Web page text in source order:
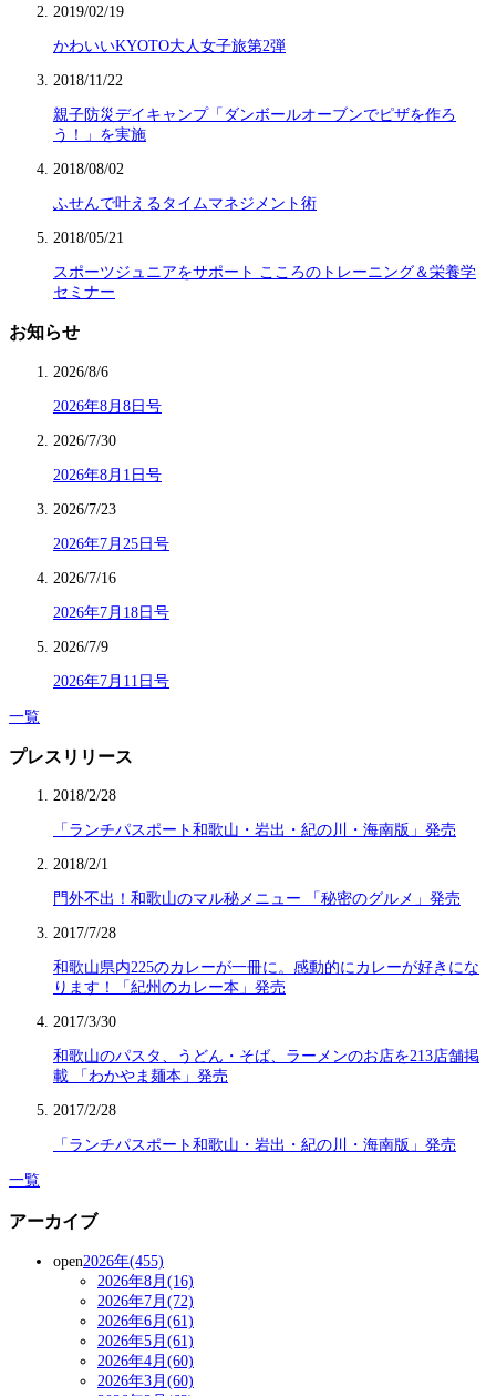
2019/02/19
かわいいKYOTO大人女子旅第2弾
2018/11/22
親子防災デイキャンプ「ダンボールオーブンでピザを作ろ
う！」を実施
2018/08/02
ふせんで叶えるタイムマネジメント術
2018/05/21
スポーツジュニアをサポート こころのトレーニング＆栄養学
セミナー
お知らせ
2026/8/6
2026年8月8日号
2026/7/30
2026年8月1日号
2026/7/23
2026年7月25日号
2026/7/16
2026年7月18日号
2026/7/9
2026年7月11日号
一覧
プレスリリース
2018/2/28
「ランチパスポート和歌山・岩出・紀の川・海南版」発売
2018/2/1
門外不出！和歌山のマル秘メニュー 「秘密のグルメ」発売
2017/7/28
和歌山県内225のカレーが一冊に。感動的にカレーが好きにな
ります！「紀州のカレー本」発売
2017/3/30
和歌山のパスタ、うどん・そば、ラーメンのお店を213店舗掲
載 「わかやま麺本」発売
2017/2/28
「ランチパスポート和歌山・岩出・紀の川・海南版」発売
一覧
アーカイブ
open2026年(455)
2026年8月(16)
2026年7月(72)
2026年6月(61)
2026年5月(61)
2026年4月(60)
2026年3月(60)